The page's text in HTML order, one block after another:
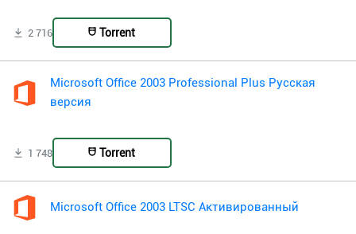
2 716 Torrent
Microsoft Office 2003 Professional Plus Русская
версия
1 748 Torrent
Microsoft Office 2003 LTSC Активированный